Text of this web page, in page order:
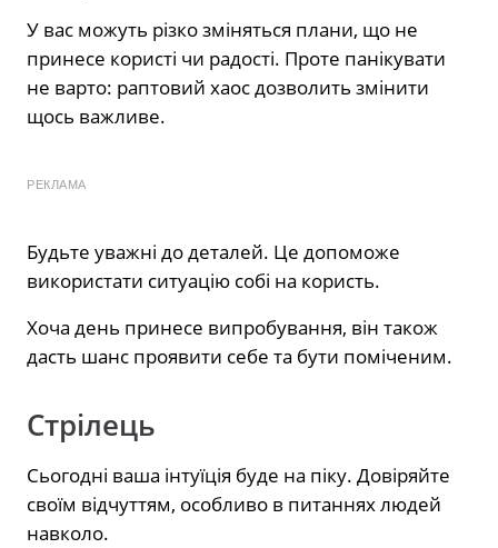
У вас можуть різко зміняться плани, що не
принесе користі чи радості. Проте панікувати
не варто: раптовий хаос дозволить змінити
щось важливе.
РЕКЛАМА
Будьте уважні до деталей. Це допоможе
використати ситуацію собі на користь.
Хоча день принесе випробування, він також
дасть шанс проявити себе та бути поміченим.
Стрілець
Сьогодні ваша інтуїція буде на піку. Довіряйте
своїм відчуттям, особливо в питаннях людей
навколо.